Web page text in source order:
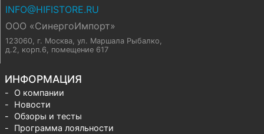
INFO@HIFISTORE.RU
ООО «СинергоИмпорт»
123060, г. Москва, ул. Маршала Рыбалко,
д.2, корп.6, помещение 617
ИНФОРМАЦИЯ
О компании
Новости
Обзоры и тесты
Программа лояльности